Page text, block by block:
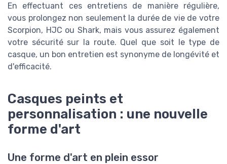
En effectuant ces entretiens de manière régulière,
vous prolongez non seulement la durée de vie de votre
Scorpion, HJC ou Shark, mais vous assurez également
votre sécurité sur la route. Quel que soit le type de
casque, un bon entretien est synonyme de longévité et
d'efficacité.
Casques peints et
personnalisation : une nouvelle
forme d'art
Une forme d'art en plein essor